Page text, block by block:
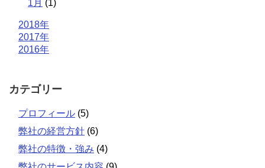
1月 (1)
2018年
2017年
2016年
カテゴリー
プロフィール (5)
弊社の経営方針 (6)
弊社の特徴・強み (4)